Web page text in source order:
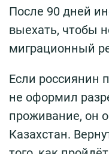
После 90 дней
выехать, чтобы
миграционный
Если россиянин
не оформил
проживание, он
Казахстан.